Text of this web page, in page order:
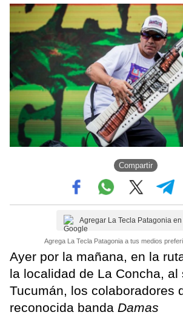
Compartir
Agregar La Tecla Patagonia
Agrega La Tecla Patagonia a tus medios
Ayer por la mañana, en la
la localidad de La Concha, al
Tucumán, los colaboradores
reconocida banda Damas